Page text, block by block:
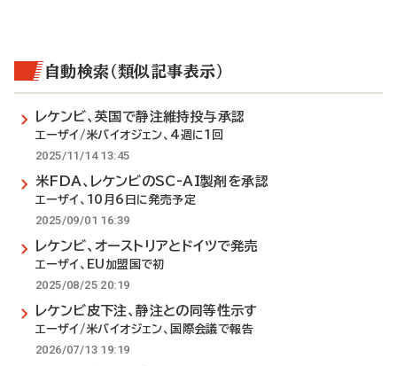
自動検索（類似記事表示）
レケンビ、英国で静注維持投与承認
エーザイ/米バイオジェン、4週に1回
2025/11/14 13:45
米FDA、レケンビのSC-AI製剤を承認
エーザイ、10月6日に発売予定
2025/09/01 16:39
レケンビ、オーストリアとドイツで発売
エーザイ、EU加盟国で初
2025/08/25 20:19
レケンビ皮下注、静注との同等性示す
エーザイ/米バイオジェン、国際会議で報告
2026/07/13 19:19